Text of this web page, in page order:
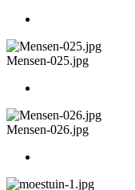
Mensen-025.jpg
Mensen-026.jpg